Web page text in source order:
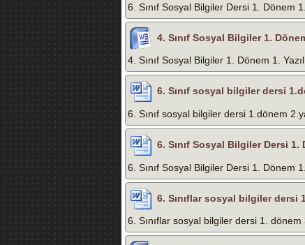
6. Sınıf Sosyal Bilgiler Dersi 1. Dönem 1.
4. Sınıf Sosyal Bilgiler 1.
4. Sınıf Sosyal Bilgiler 1. Dönem 1.
6. Sınıf sosyal bilgiler dersi
6. Sınıf sosyal bilgiler dersi 1.dönem
6. Sınıf Sosyal Bilgiler Dersi 1.
6. Sınıf Sosyal Bilgiler Dersi 1. Dönem 1.
6. Sınıflar sosyal bilgiler dersi
6. Sınıflar sosyal bilgiler dersi 1. dönem